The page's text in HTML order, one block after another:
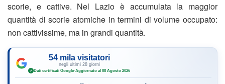
scorie, e cattive. Nel Lazio è accumulata la maggior
quantità di scorie atomiche in termini di volume occupato:
non cattivissime, ma in grandi quantità.
54 mila visitatori
negli ultimi 28 giorni
✓ Dati certificati Google·Aggiornato al 08 Agosto 2026